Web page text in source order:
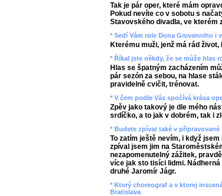
Tak je pár oper, které mám
Pokud nevíte co v sobotu s
Stavovského divadla, ve kterém
* Sedí Vám role Dona Giovanniho i
Kterému muži, jenž má rád život,
* Říkal jste někdy, že se může
Hlas se špatným zacházením
pár sezón za sebou, na hlase
pravidelně cvičit, trénovat.
* V čem podle Vás spočívá krása
Zpěv jako takový je dle mého
srdíčko, a to jak v dobrém, tak i
* Budete zpívat také v
To zatím ještě nevím, i když
zpíval jsem jim na
nezapomenutelný zážitek,
více jak sto tisíci lidmi.
druhé Jaromír Jágr.
* Ktorý choreograf a v ktorej
Bratislava